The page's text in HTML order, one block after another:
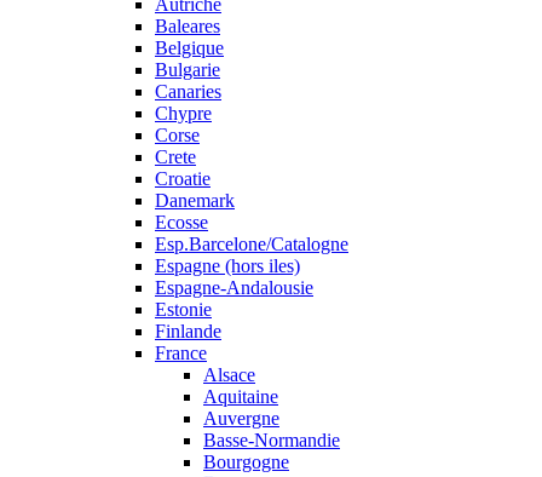
Autriche
Baleares
Belgique
Bulgarie
Canaries
Chypre
Corse
Crete
Croatie
Danemark
Ecosse
Esp.Barcelone/Catalogne
Espagne (hors iles)
Espagne-Andalousie
Estonie
Finlande
France
Alsace
Aquitaine
Auvergne
Basse-Normandie
Bourgogne